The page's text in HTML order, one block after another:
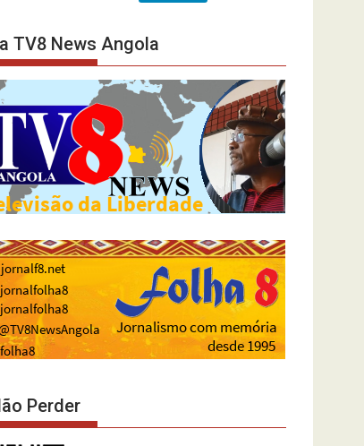
TV8 News Angola
Perder